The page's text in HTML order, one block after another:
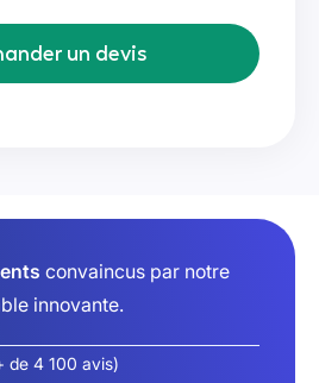
convaincus par notre
innovante.
de 4 100 avis)